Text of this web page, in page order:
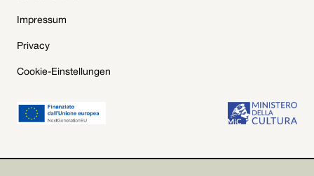
Impressum
Privacy
Cookie-Einstellungen